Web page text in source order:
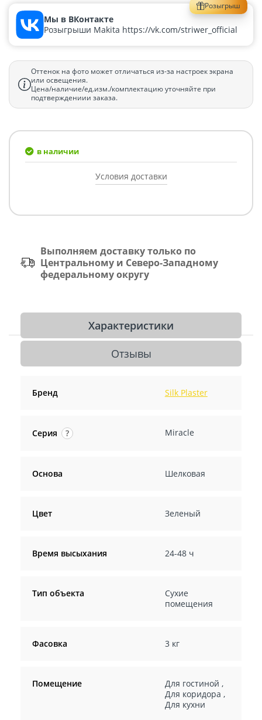
Розыгрыш
Мы в ВКонтакте
Розыгрыши Makita https://vk.com/striwer_official
Оттенок на фото может отличаться из-за настроек экрана
или освещения.
Цена/наличие/ед.изм./комплектацию уточняйте при
подтверждениии заказа.
в наличии
Условия доставки
Выполняем доставку только по
Центральному и Северо-Западному
федеральному округу
Характеристики
Отзывы
Бренд Silk Plaster
Серия ? Miracle
Основа Шелковая
Цвет Зеленый
Время высыхания 24-48 ч
Тип объекта
Сухие
помещения
Фасовка 3 кг
Помещение Для гостиной ,
Для коридора ,
Для кухни